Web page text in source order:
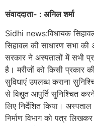
संवाददाता- : अनिल शर्मा
Sidhi news:विधायक
सिहावल की साधारण सभा
सरकार ने अस्पतालों में सभी
है। मरीजों को किसी प्रकार
सुविधाएं उपलब्ध कराना
से विद्युत आपुर्ति सुनिश्चित
लिए निर्देशित किया।
निर्माण विभाग को पत्र